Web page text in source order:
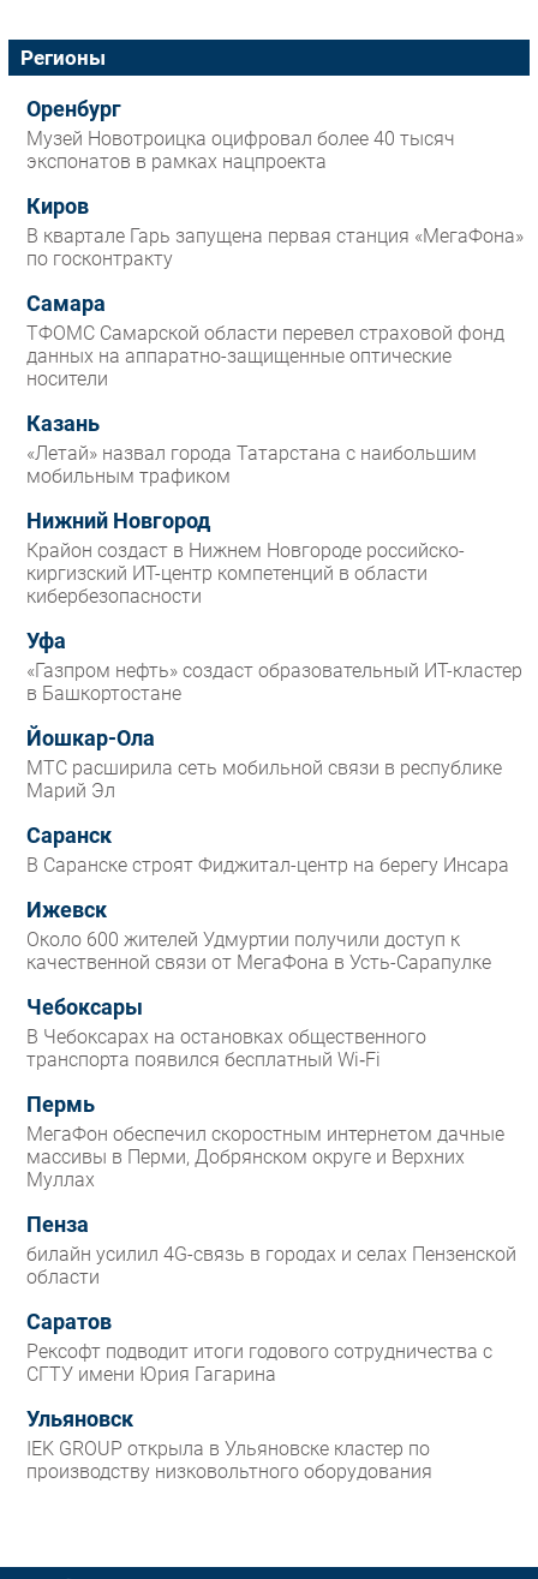
Регионы
Оренбург
Музей Новотроицка оцифровал более 40 тысяч
экспонатов в рамках нацпроекта
Киров
В квартале Гарь запущена первая станция «МегаФона»
по госконтракту
Самара
ТФОМС Самарской области перевел страховой фонд
данных на аппаратно-защищенные оптические
носители
Казань
«Летай» назвал города Татарстана с наибольшим
мобильным трафиком
Нижний Новгород
Крайон создаст в Нижнем Новгороде российско-
киргизский ИТ-центр компетенций в области
кибербезопасности
Уфа
«Газпром нефть» создаст образовательный ИТ-кластер
в Башкортостане
Йошкар-Ола
МТС расширила сеть мобильной связи в республике
Марий Эл
Саранск
В Саранске строят Фиджитал-центр на берегу Инсара
Ижевск
Около 600 жителей Удмуртии получили доступ к
качественной связи от МегаФона в Усть-Сарапулке
Чебоксары
В Чебоксарах на остановках общественного
транспорта появился бесплатный Wi‑Fi
Пермь
МегаФон обеспечил скоростным интернетом дачные
массивы в Перми, Добрянском округе и Верхних
Муллах
Пенза
билайн усилил 4G-связь в городах и селах Пензенской
области
Саратов
Рексофт подводит итоги годового сотрудничества с
СГТУ имени Юрия Гагарина
Ульяновск
IEK GROUP открыла в Ульяновске кластер по
производству низковольтного оборудования